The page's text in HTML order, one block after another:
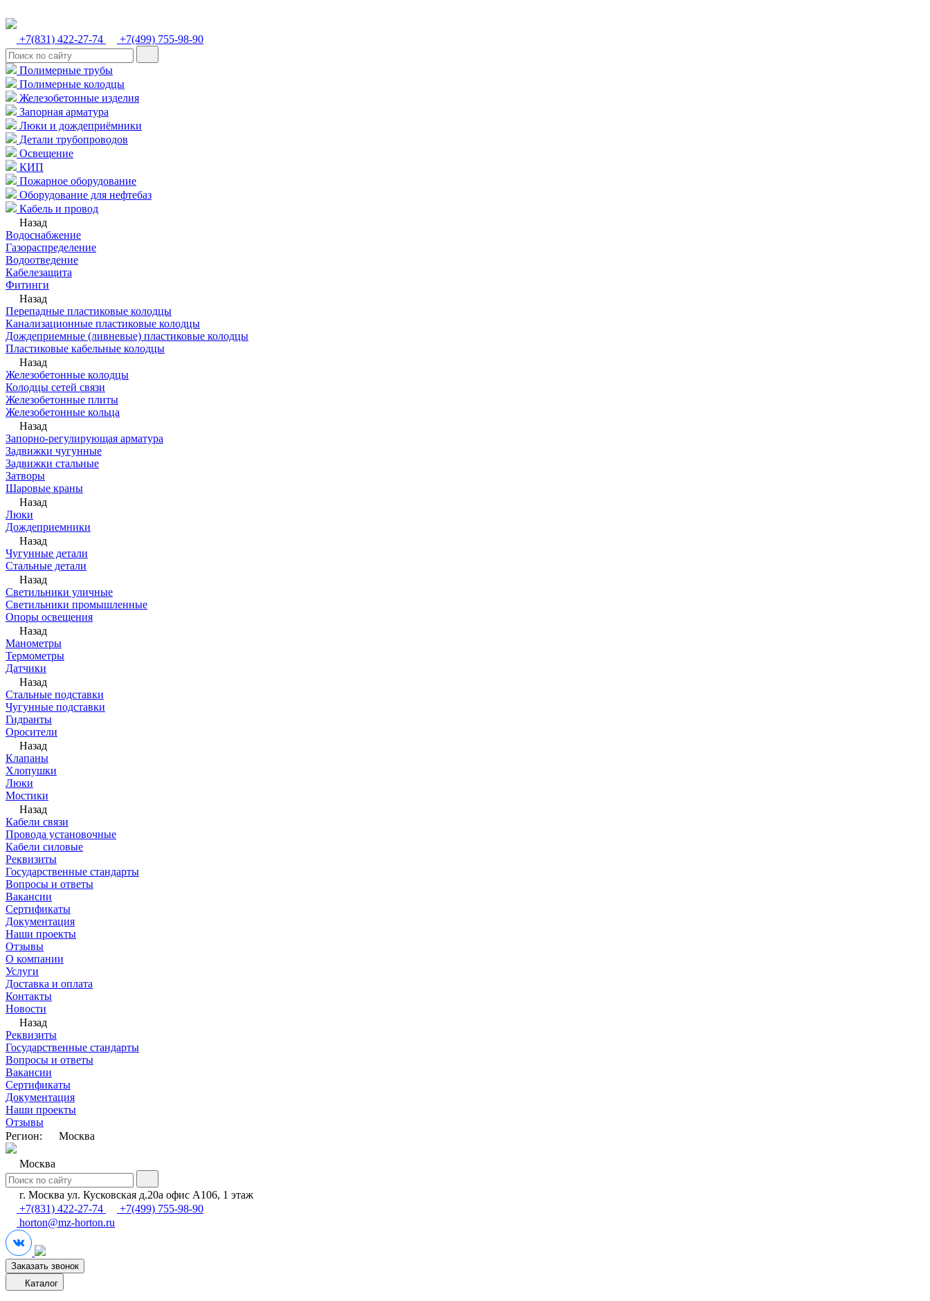
+7(831) 422-27-74 +7(499) 755-98-90
Полимерные трубы
Полимерные колодцы
Железобетонные изделия
Запорная арматура
Люки и дождеприёмники
Детали трубопроводов
Освещение
КИП
Пожарное оборудование
Оборудование для нефтебаз
Кабель и провод
Назад
Водоснабжение
Газораспределение
Водоотведение
Кабелезащита
Фитинги
Назад
Перепадные пластиковые колодцы
Канализационные пластиковые колодцы
Дождеприемные (ливневые) пластиковые колодцы
Пластиковые кабельные колодцы
Назад
Железобетонные колодцы
Колодцы сетей связи
Железобетонные плиты
Железобетонные кольца
Назад
Запорно-регулирующая арматура
Задвижки чугунные
Задвижки стальные
Затворы
Шаровые краны
Назад
Люки
Дождеприемники
Назад
Чугунные детали
Стальные детали
Назад
Светильники уличные
Светильники промышленные
Опоры освещения
Назад
Манометры
Термометры
Датчики
Назад
Стальные подставки
Чугунные подставки
Гидранты
Оросители
Назад
Клапаны
Хлопушки
Люки
Мостики
Назад
Кабели связи
Провода установочные
Кабели силовые
Реквизиты
Государственные стандарты
Вопросы и ответы
Вакансии
Сертификаты
Документация
Наши проекты
Отзывы
О компании
Услуги
Доставка и оплата
Контакты
Новости
Назад
Реквизиты
Государственные стандарты
Вопросы и ответы
Вакансии
Сертификаты
Документация
Наши проекты
Отзывы
Регион:
Москва
Москва
г. Москва ул. Кусковская д.20а офис А106, 1 этаж
+7(831) 422-27-74
+7(499) 755-98-90
horton@mz-horton.ru
Заказать звонок
Каталог